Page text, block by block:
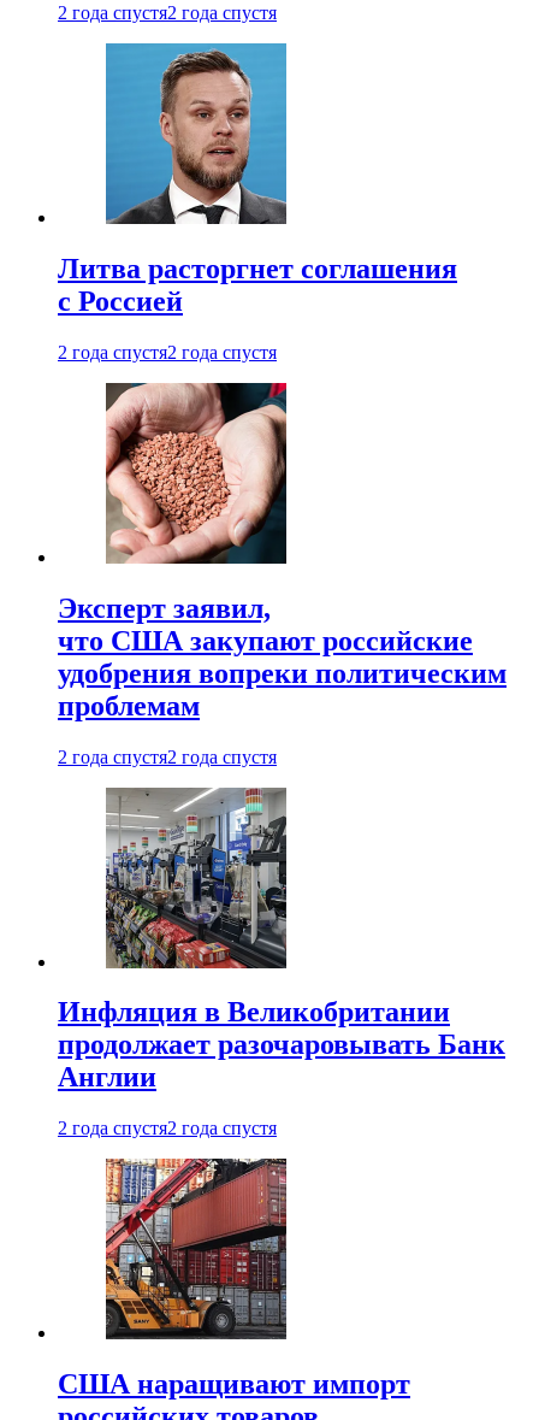
2 года спустя2 года спустя
Литва расторгнет соглашения
с Россией
2 года спустя2 года спустя
Эксперт заявил,
что США закупают российские
удобрения вопреки политическим
проблемам
2 года спустя2 года спустя
Инфляция в Великобритании
продолжает разочаровывать Банк
Англии
2 года спустя2 года спустя
США наращивают импорт